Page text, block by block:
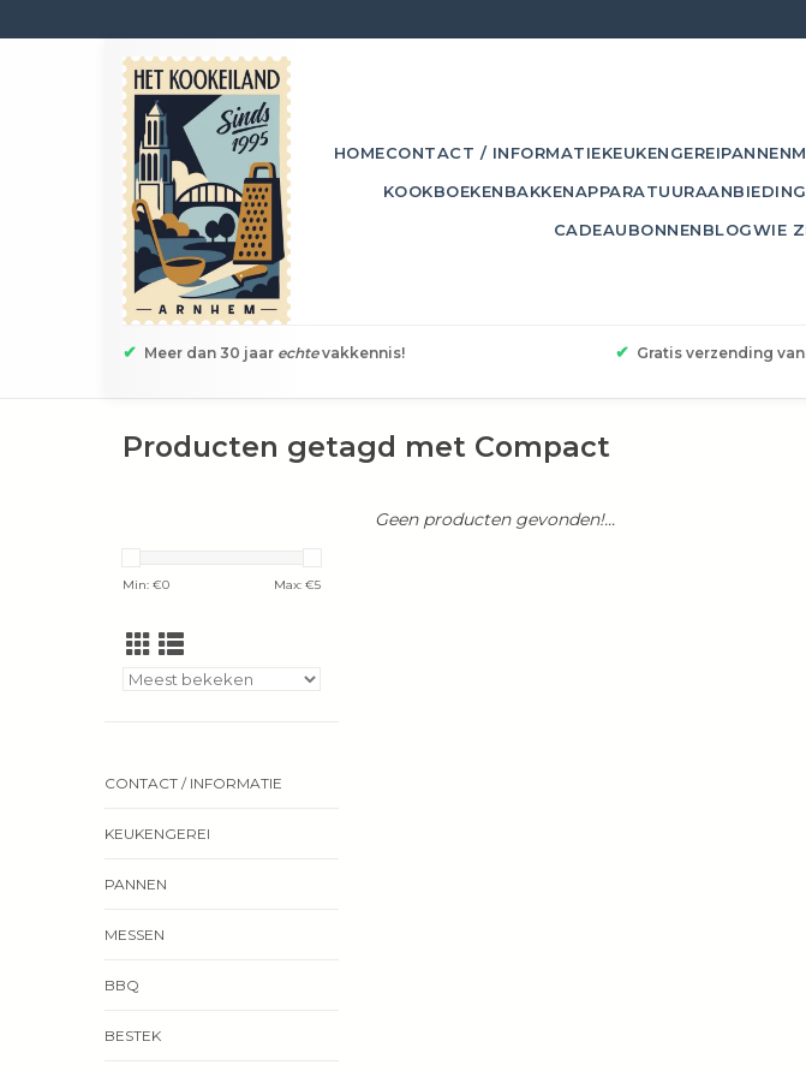
HOMECONTACT / INFORMATIEKEUKENGEREIPANNEN
KOOKBOEKENBAKKENAPPARATUUR
CADEAUBONNENBLOGWIE
✔ Meer dan 30 jaar echtevakkennis! ✔ Gratis verzending
Producten getagd met Compact
Min: €0 Max: €5
CONTACT / INFORMATIE
KEUKENGEREI
PANNEN
MESSEN
BBQ
BESTEK
Geen producten gevonden!...